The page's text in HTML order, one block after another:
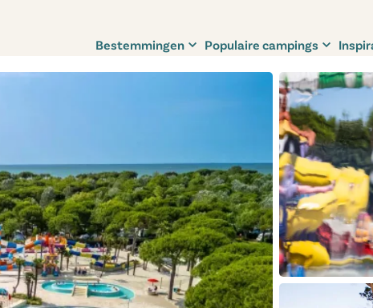
Bestemmingen Populaire campings